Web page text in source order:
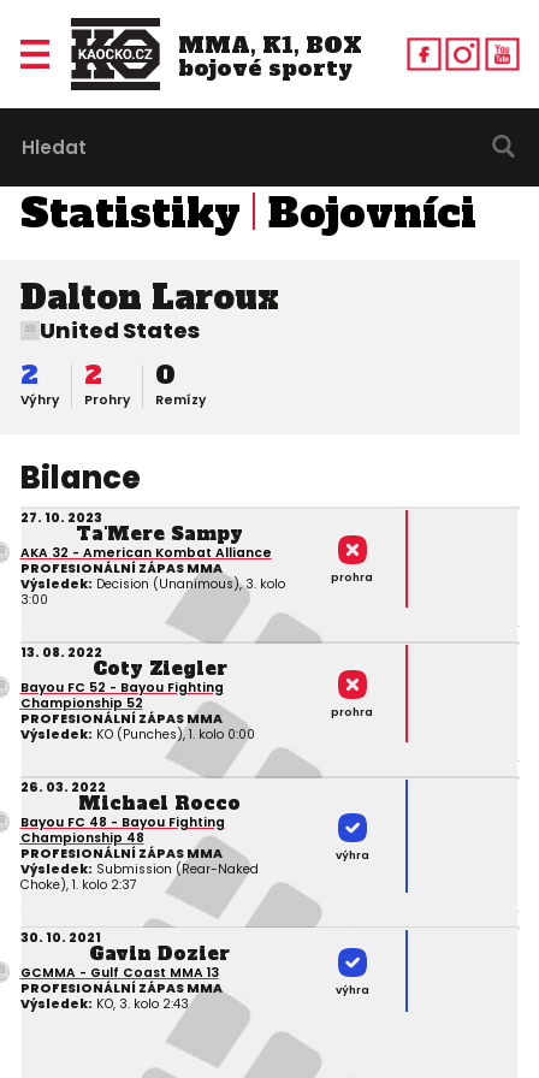
MMA, K1, BOX
bojové sporty
Statistiky Bojovníci
Dalton Laroux
United States
Výhry
2
Prohry
2
Remízy
0
Bilance
27. 10. 2023
Ta'Mere Sampy
AKA 32 - American Kombat Alliance
PROFESIONÁLNÍ ZÁPAS MMA
Výsledek: Decision (Unanimous), 3. kolo
3:00
prohra
13. 08. 2022
Coty Ziegler
Bayou FC 52 - Bayou Fighting
Championship 52
PROFESIONÁLNÍ ZÁPAS MMA
Výsledek: KO (Punches), 1. kolo 0:00
prohra
26. 03. 2022
Michael Rocco
Bayou FC 48 - Bayou Fighting
Championship 48
PROFESIONÁLNÍ ZÁPAS MMA
Výsledek: Submission (Rear-Naked
Choke), 1. kolo 2:37
výhra
30. 10. 2021
Gavin Dozier
GCMMA - Gulf Coast MMA 13
PROFESIONÁLNÍ ZÁPAS MMA
Výsledek: KO, 3. kolo 2:43
výhra